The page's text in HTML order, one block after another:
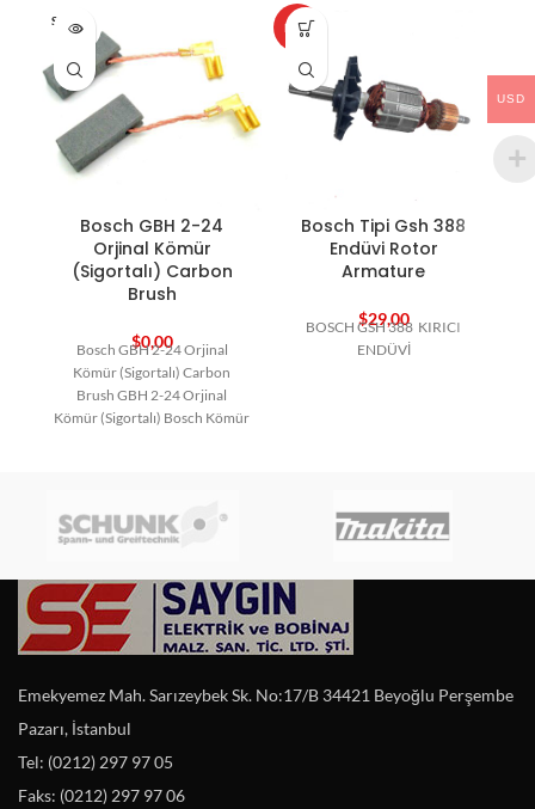
SOLD O
UT
Bosch GBH 2-24
Orjinal Kömür
(Sigortalı) Carbon
Brush
$0,00
Bosch GBH 2-24 Orjinal
Kömür (Sigortalı) Carbon
Brush GBH 2-24 Orjinal
Kömür (Sigortalı) Bosch Kömür
HOT
Bosch Tipi Gsh 388
Endüvi Rotor
Armature
$29,00
BOSCH GSH 388 KIRICI
ENDÜVİ
Emekyemez Mah. Sarızeybek Sk. No:17/B 34421 Beyoğlu Perşembe
Pazarı, İstanbul
Tel: (0212) 297 97 05
Faks: (0212) 297 97 06
USD